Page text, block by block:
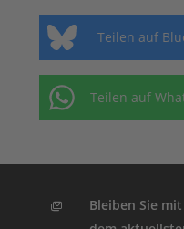
Teilen auf
Teilen auf
Bleiben Sie